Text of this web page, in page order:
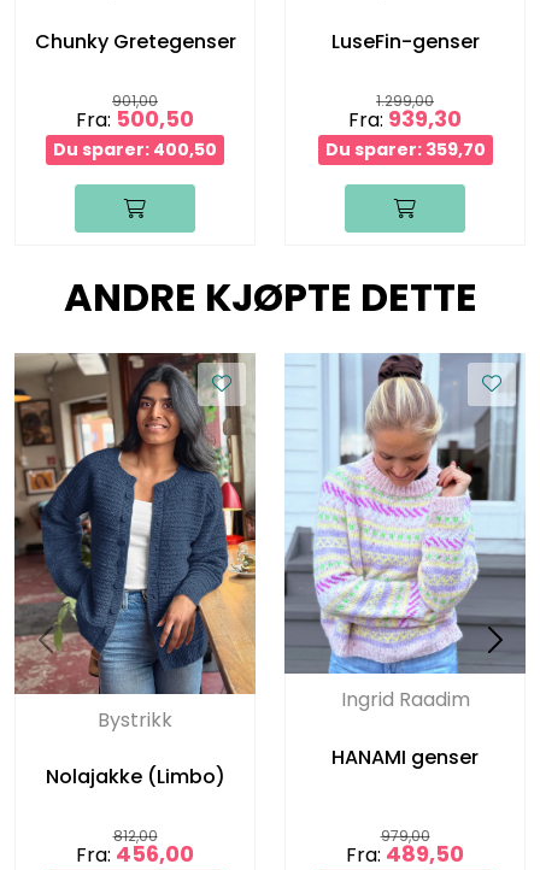
Chunky Gretegenser
901,00
Fra: 500,50
Du sparer: 400,50
LuseFin-genser
1.299,00
Fra: 939,30
Du sparer: 359,70
ANDRE KJØPTE DETTE
Bystrikk
Nolajakke (Limbo)
812,00
Fra: 456,00
Ingrid Raadim
HANAMI genser
979,00
Fra: 489,50